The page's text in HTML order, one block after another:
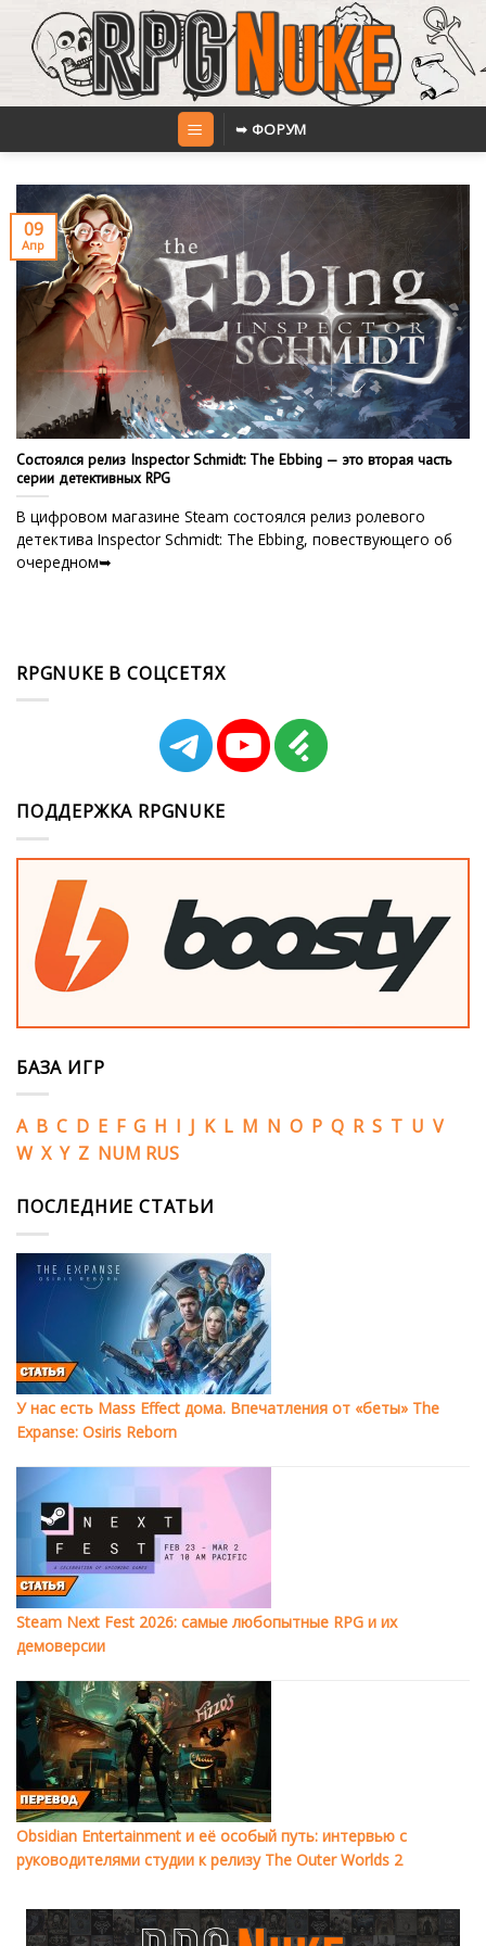
content
➥ ФОРУМ
Состоялся релиз Inspector Schmidt: The Ebbing — это вторая часть
серии детективных RPG
В цифровом магазине Steam состоялся релиз ролевого
детектива Inspector Schmidt: The Ebbing, повествующего об
очередном➥
09
Апр
RPGNUKE В СОЦСЕТЯХ
ПОДДЕРЖКА RPGNUKE
БАЗА ИГР
A B C D E F G H I J K L M N O P Q R S T U V
W X Y Z NUM RUS
ПОСЛЕДНИЕ СТАТЬИ
У нас есть Mass Effect дома. Впечатления от «беты» The
Expanse: Osiris Reborn
Steam Next Fest 2026: самые любопытные RPG и их
демоверсии
Obsidian Entertainment и её особый путь: интервью с
руководителями студии к релизу The Outer Worlds 2